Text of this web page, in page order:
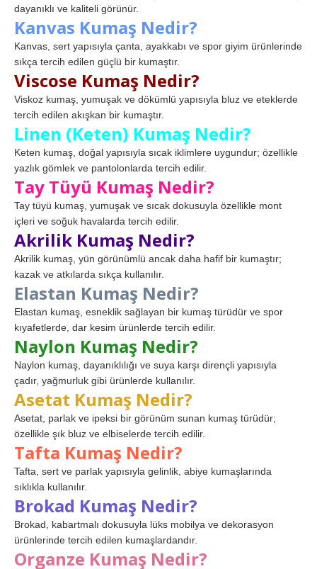
dayanıklı ve kaliteli görünür.
Kanvas Kumaş Nedir?
Kanvas, sert yapısıyla çanta, ayakkabı ve spor giyim ürünlerinde
sıkça tercih edilen güçlü bir kumaştır.
Viscose Kumaş Nedir?
Viskoz kumaş, yumuşak ve dökümlü yapısıyla bluz ve eteklerde
tercih edilen akışkan bir kumaştır.
Linen (Keten) Kumaş Nedir?
Keten kumaş, doğal yapısıyla sıcak iklimlere uygundur; özellikle
yazlık gömlek ve pantolonlarda tercih edilir.
Tay Tüyü Kumaş Nedir?
Tay tüyü kumaş, yumuşak ve sıcak dokusuyla özellikle mont
içleri ve soğuk havalarda tercih edilir.
Akrilik Kumaş Nedir?
Akrilik kumaş, yün görünümlü ancak daha hafif bir kumaştır;
kazak ve atkılarda sıkça kullanılır.
Elastan Kumaş Nedir?
Elastan kumaş, esneklik sağlayan bir kumaş türüdür ve spor
kıyafetlerde, dar kesim ürünlerde tercih edilir.
Naylon Kumaş Nedir?
Naylon kumaş, dayanıklılığı ve suya karşı dirençli yapısıyla
çadır, yağmurluk gibi ürünlerde kullanılır.
Asetat Kumaş Nedir?
Asetat, parlak ve ipeksi bir görünüm sunan kumaş türüdür;
özellikle şık bluz ve elbiselerde tercih edilir.
Tafta Kumaş Nedir?
Tafta, sert ve parlak yapısıyla gelinlik, abiye kumaşlarında
sıklıkla kullanılır.
Brokad Kumaş Nedir?
Brokad, kabartmalı dokusuyla lüks mobilya ve dekorasyon
ürünlerinde tercih edilen kumaşlardandır.
Organze Kumaş Nedir?